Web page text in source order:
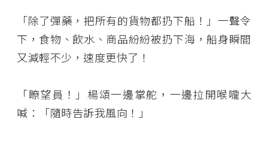
「除了彈藥，把所有的貨物都扔下船！」一聲令
下，食物、飲水、商品紛紛被扔下海，船身瞬間
又減輕不少，速度更快了！
「瞭望員！」楊頌一邊掌舵，一邊拉開喉嚨大
喊：「隨時告訴我風向！」